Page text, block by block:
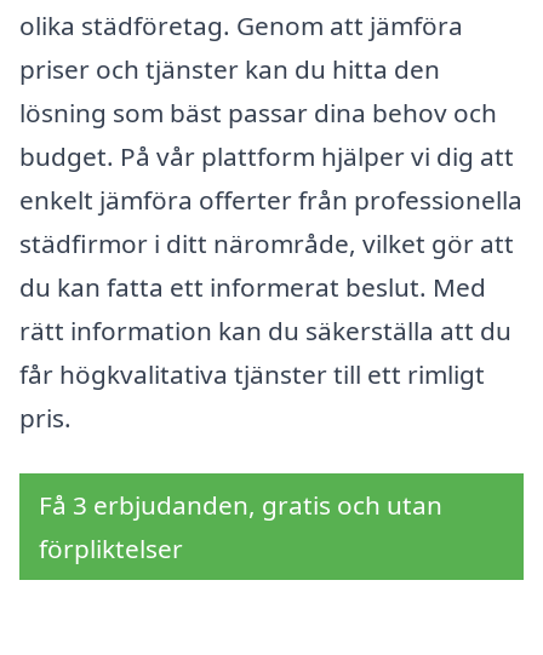
olika städföretag. Genom att jämföra
priser och tjänster kan du hitta den
lösning som bäst passar dina behov och
budget. På vår plattform hjälper vi dig att
enkelt jämföra offerter från professionella
städfirmor i ditt närområde, vilket gör att
du kan fatta ett informerat beslut. Med
rätt information kan du säkerställa att du
får högkvalitativa tjänster till ett rimligt
pris.
Få 3 erbjudanden, gratis och utan
förpliktelser